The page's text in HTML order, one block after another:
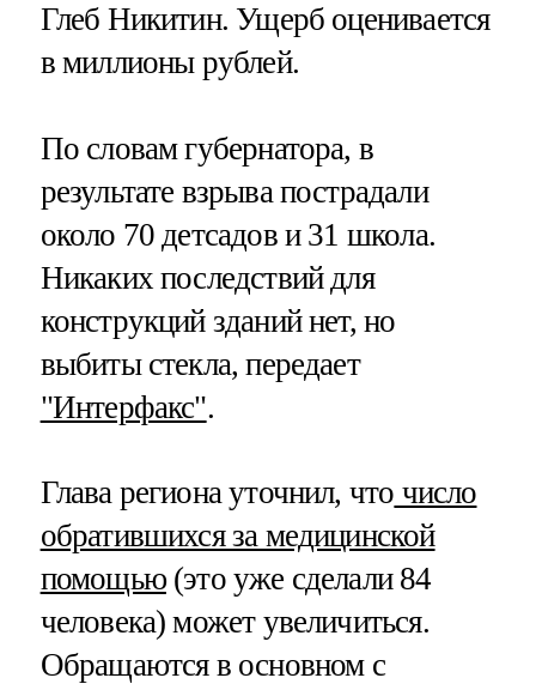
Глеб Никитин. Ущерб оценивается
в миллионы рублей.
По словам губернатора, в
результате взрыва пострадали
около 70 детсадов и 31 школа.
Никаких последствий для
конструкций зданий нет, но
выбиты стекла, передает
"Интерфакс".
Глава региона уточнил, что число
обратившихся за медицинской
помощью(это уже сделали 84
человека) может увеличиться.
Обращаются в основном с